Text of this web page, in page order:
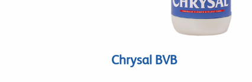
Chrysal BVB